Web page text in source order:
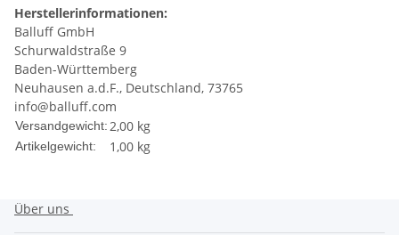
Herstellerinformationen:
Balluff GmbH
Schurwaldstraße 9
Baden-Württemberg
Neuhausen a.d.F., Deutschland, 73765
info@balluff.com
Versandgewicht:2,00 kg
Artikelgewicht: 1,00 kg
Über uns